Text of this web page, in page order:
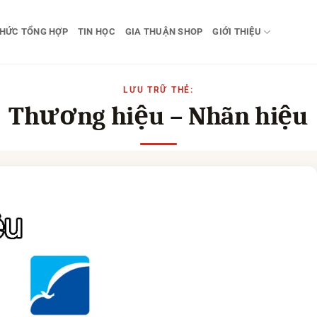
TỔNG HỢP TIN HỌC GIA THUẬN SHOP GIỚI THIỆU
LƯU TRỮ THẺ:
Thương hiệu – Nhãn hiệu